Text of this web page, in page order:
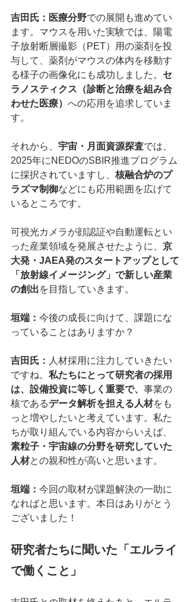
吉田氏：医療分野での展開も進めてい
ます。マウスを用いた実験では、陽電
子放射断層撮影（PET）用の薬剤を投
与して、薬剤がマウスの体内を移動す
る様子の画像化にも成功しました。 セ
ラノスティクス（診断と治療を組み合
わせた医療） への応用を追求していま
す。
それから、 宇宙・月面資源探査では、
2025年にNEDOのSBIR推進プログラム
に採択されていますし、 核融合炉のプ
ラズマ制御などにも応用範囲を広げて
いるところです。
可視光カメラが顔認証や自動運転とい
った産業領域を発展させたように、 京
大発・JAEA発のスタートアップとして
「放射線イメージング」で新しい産業
の創出を目指していきます。
垣端： 今後の成長に向けて、課題にな
っていることはありますか？
吉田氏： 人材採用に注力していきたい
ですね。 私たちにとって研究者の採用
は、設備投資に等しく重要で、 事業の
核であるデータ解析を担える人材をも
っと増やしたいと考えています。私た
ちが取り組んでいる内容からいえば、
素粒子・宇宙線の分野を研究していた
人材との親和性が高いと思います。
垣端： 今回の取材が課題解決の一助に
なればと思います。本日はありがとう
ございました！
研究者たちに聞いた「エルライ
で働くこと」